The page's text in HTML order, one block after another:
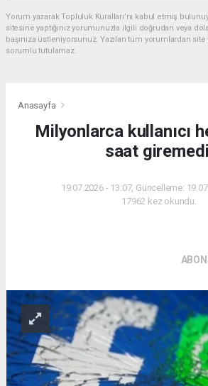
Yorum yazarak Topluluk Kuralları’nı kabul etmiş
sitesine yaptığınız yorumunuzla ilgili doğrudan veya
başınıza üstleniyorsunuz. Yazılan tüm yorumlardan
sorumlu tutulamaz.
Anasayfa
Milyonlarca kullanıcı
saat
19.07.2026 - 13:07, Güncelleme:
17962 kez okundu.